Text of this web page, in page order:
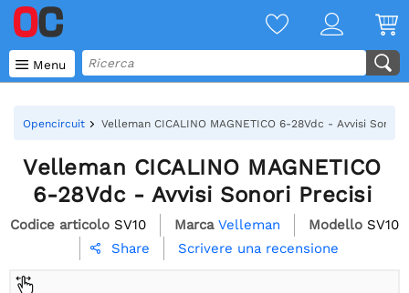
 Menu
Opencircuit Velleman CICALINO MAGNETICO 6-28Vdc - Avvisi Sonori
Velleman CICALINO MAGNETICO
6-28Vdc - Avvisi Sonori Precisi
Codice articolo SV10 Marca Velleman Modello SV10
 Share Scrivere una recensione